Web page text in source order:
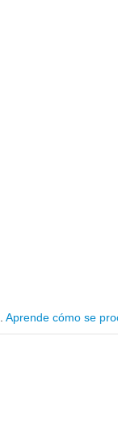
Aprende cómo se